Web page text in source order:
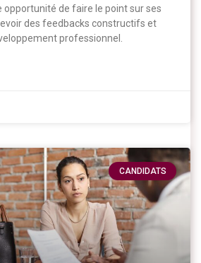
de faire le point sur ses
des feedbacks constructifs et
professionnel.
CANDIDATS